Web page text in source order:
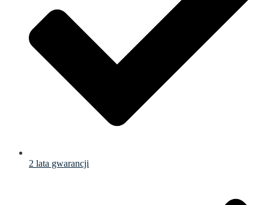
2 lata gwarancji